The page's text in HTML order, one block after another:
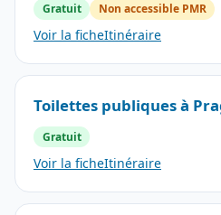
Gratuit Non accessible PMR
Voir la ficheItinéraire
Toilettes publiques à
Gratuit
Voir la ficheItinéraire